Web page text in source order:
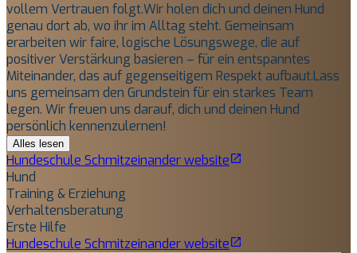
vollem Vertrauen folgt. ​Wir holen dich und deinen Hund
genau dort ab, wo ihr im Alltag steht. Gemeinsam
erarbeiten wir faire, logische Lösungswege, die auf
positiver Verstärkung basieren – für ein entspanntes
Miteinander, das auf gegenseitigem Respekt aufbaut. ​Lass
uns gemeinsam den Grundstein für ein starkes Team
legen. Wir freuen uns darauf, dich und deinen Hund
persönlich kennenzulernen!
Alles lesen
Hundeschule Schmitzeinanderwebsite
Hund
Training & Erziehung
Verhaltensberatung
Erste Hilfe
Hundeschule Schmitzeinanderwebsite